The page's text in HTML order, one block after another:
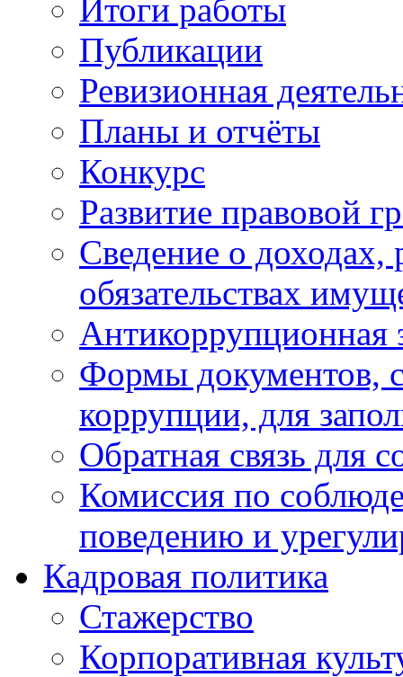
Итоги работы
Публикации
Ревизионная
Планы и отчёты
Конкурс
Развитие правовой
Сведение о доходах,
обязательствах
Антикоррупционная
Формы документов,
коррупции, для
Обратная связь для
Комиссия по
поведению и
Кадровая политика
Стажерство
Корпоративная